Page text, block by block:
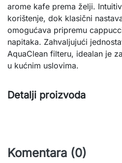
arome kafe prema želji.
korištenje, dok klasični
omogućava pripremu
napitaka. Zahvaljujući
AquaClean filteru, idealan je
u kućnim uslovima.
Detalji proizvoda
Komentara (0)